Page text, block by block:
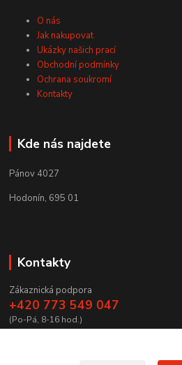
O nás
Jak nakupovat
Ukázky našich prací
Obchodní podmínky
Ochrana soukromí
Kontakty
Kde nás najdete
Pánov 4027
Hodonín, 695 01
Kontakty
Zákaznická podpora
+420 773 549 047
(Po-Pá, 8-16 hod.)